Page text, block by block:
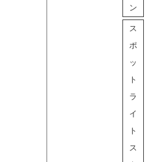
ン
ス
ポ
ッ
ト
ラ
イ
ト
ス